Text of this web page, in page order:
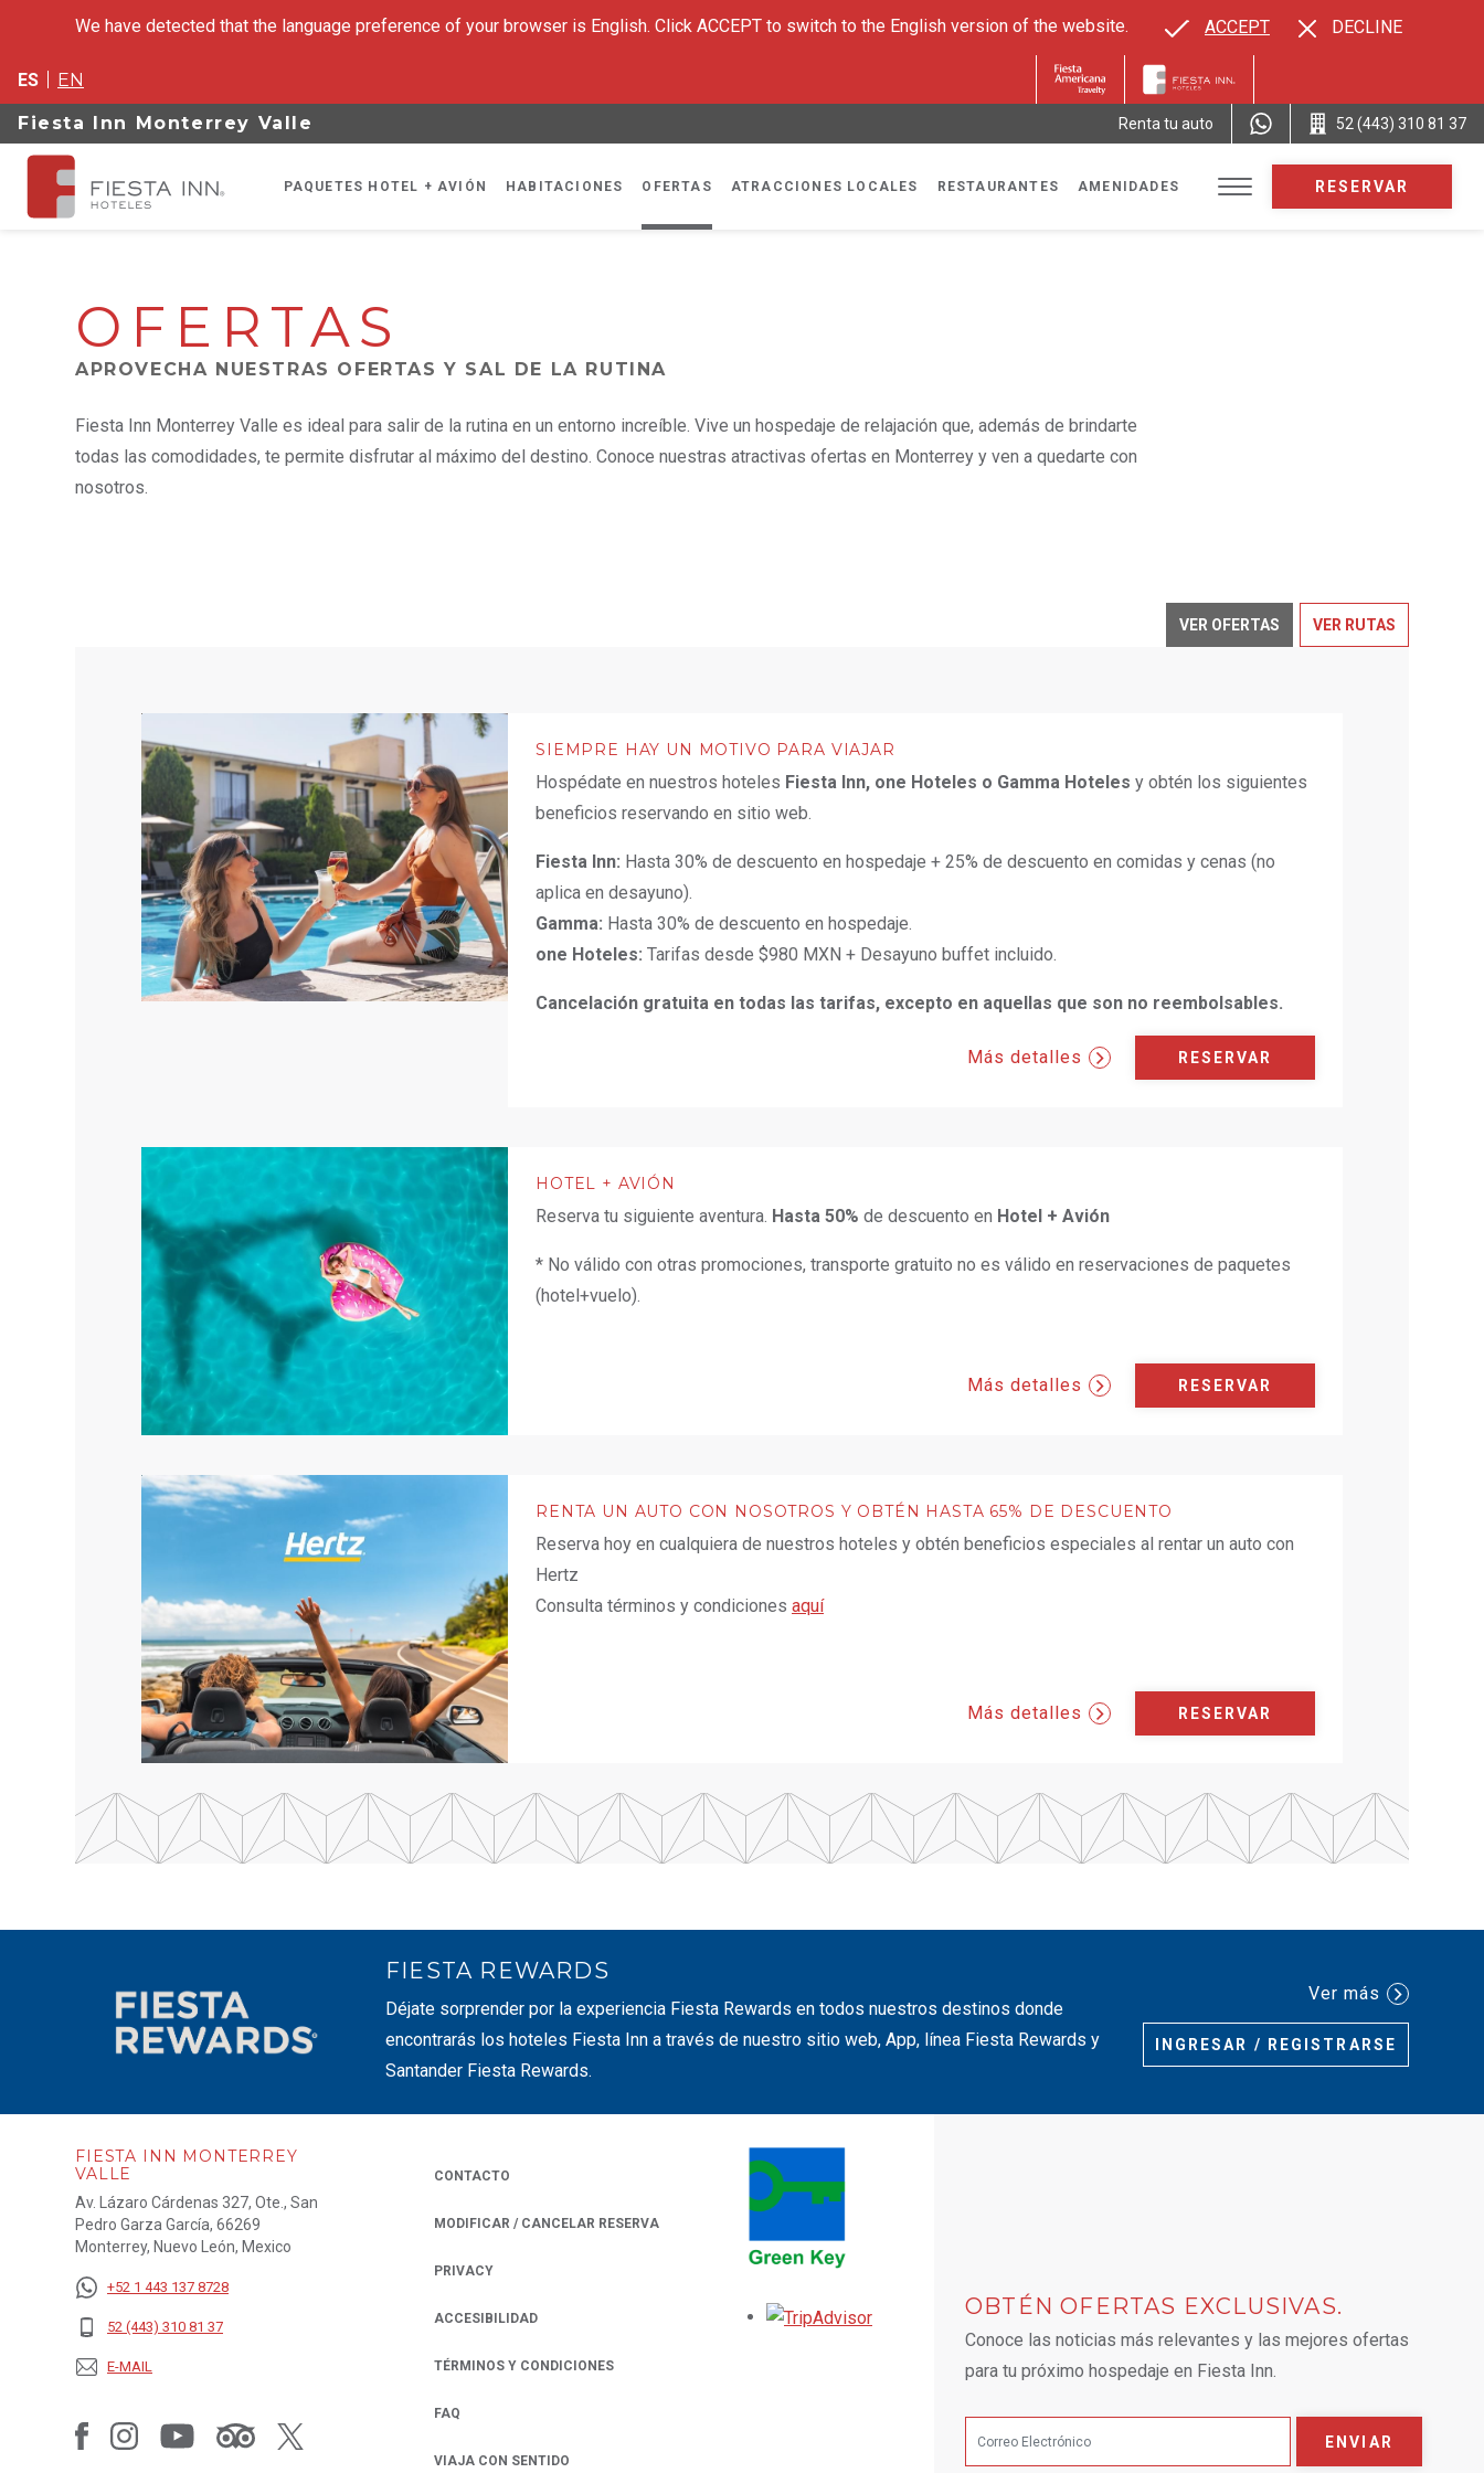
ES EN
Fiesta Inn Monterrey Valle Renta tu auto 52 (443) 310 81 37
PAQUETES HOTEL + AVIÓN HABITACIONES OFERTAS ATRACCIONES LOCALES RESTAURANTES AMENIDADES RESERVAR
We have detected that the language preference of your browser is English. Click ACCEPT to switch to the English version of the website. ACCEPT DECLINE
OFERTAS
APROVECHA NUESTRAS OFERTAS Y SAL DE LA RUTINA
Fiesta Inn Monterrey Valle es ideal para salir de la rutina en un entorno increíble. Vive un hospedaje de relajación que, además de brindarte
todas las comodidades, te permite disfrutar al máximo del destino. Conoce nuestras atractivas ofertas en Monterrey y ven a quedarte con
nosotros.
VER OFERTAS VER RUTAS
SIEMPRE HAY UN MOTIVO PARA VIAJAR
Hospédate en nuestros hoteles Fiesta Inn, one Hoteles o Gamma Hoteles y obtén los siguientes
beneficios reservando en sitio web.
Fiesta Inn: Hasta 30% de descuento en hospedaje + 25% de descuento en comidas y cenas (no
aplica en desayuno).
Gamma: Hasta 30% de descuento en hospedaje.
one Hoteles: Tarifas desde $980 MXN + Desayuno buffet incluido.
Cancelación gratuita en todas las tarifas, excepto en aquellas que son no reembolsables.
Más detalles RESERVAR
HOTEL + AVIÓN
Reserva tu siguiente aventura. Hasta 50% de descuento en Hotel + Avión
* No válido con otras promociones, transporte gratuito no es válido en reservaciones de paquetes
(hotel+vuelo).
Más detalles RESERVAR
RENTA UN AUTO CON NOSOTROS Y OBTÉN HASTA 65% DE DESCUENTO
Reserva hoy en cualquiera de nuestros hoteles y obtén beneficios especiales al rentar un auto con
Hertz
Consulta términos y condiciones aquí
Más detalles RESERVAR
FIESTA REWARDS
Déjate sorprender por la experiencia Fiesta Rewards en todos nuestros destinos donde
encontrarás los hoteles Fiesta Inn a través de nuestro sitio web, App, línea Fiesta Rewards y
Santander Fiesta Rewards.
Ver más
INGRESAR / REGISTRARSE
FIESTA INN MONTERREY
VALLE
Av. Lázaro Cárdenas 327, Ote., San
Pedro Garza García, 66269
Monterrey, Nuevo León, Mexico
+52 1 443 137 8728
52 (443) 310 81 37
E-MAIL
CONTACTO
MODIFICAR / CANCELAR RESERVA
PRIVACY
OPENS IN A NEW TAB.
ACCESIBILIDAD
TÉRMINOS Y CONDICIONES
FAQ
VIAJA CON SENTIDO
Opens in a new tab.OBTÉN OFERTAS EXCLUSIVAS.
Conoce las noticias más relevantes y las mejores ofertas
para tu próximo hospedaje en Fiesta Inn.
ENVIAR